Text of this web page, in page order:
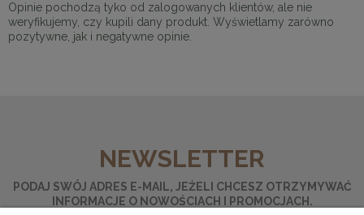
Opinie pochodzą tyko od zalogowanych klientów, ale nie
weryfikujemy, czy kupili dany produkt. Wyświetlamy zarówno
pozytywne, jak i negatywne opinie.
NEWSLETTER
PODAJ SWÓJ ADRES E-MAIL, JEŻELI CHCESZ OTRZYMYWAĆ
INFORMACJE O NOWOŚCIACH I PROMOCJACH.